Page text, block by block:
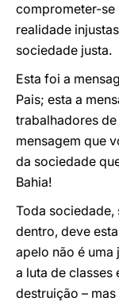
comprometer-se
realidade
sociedade justa.
Esta foi a
Pais; esta a
trabalhadores de
mensagem que
da sociedade
Bahia!
Toda sociedade,
dentro, deve
apelo não é uma
a luta de classes
destruição –